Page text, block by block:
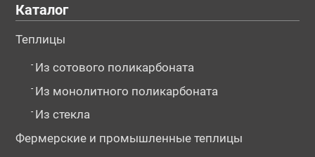
Каталог
Теплицы
- Из сотового поликарбоната
- Из монолитного поликарбоната
- Из стекла
Фермерские и промышленные теплицы